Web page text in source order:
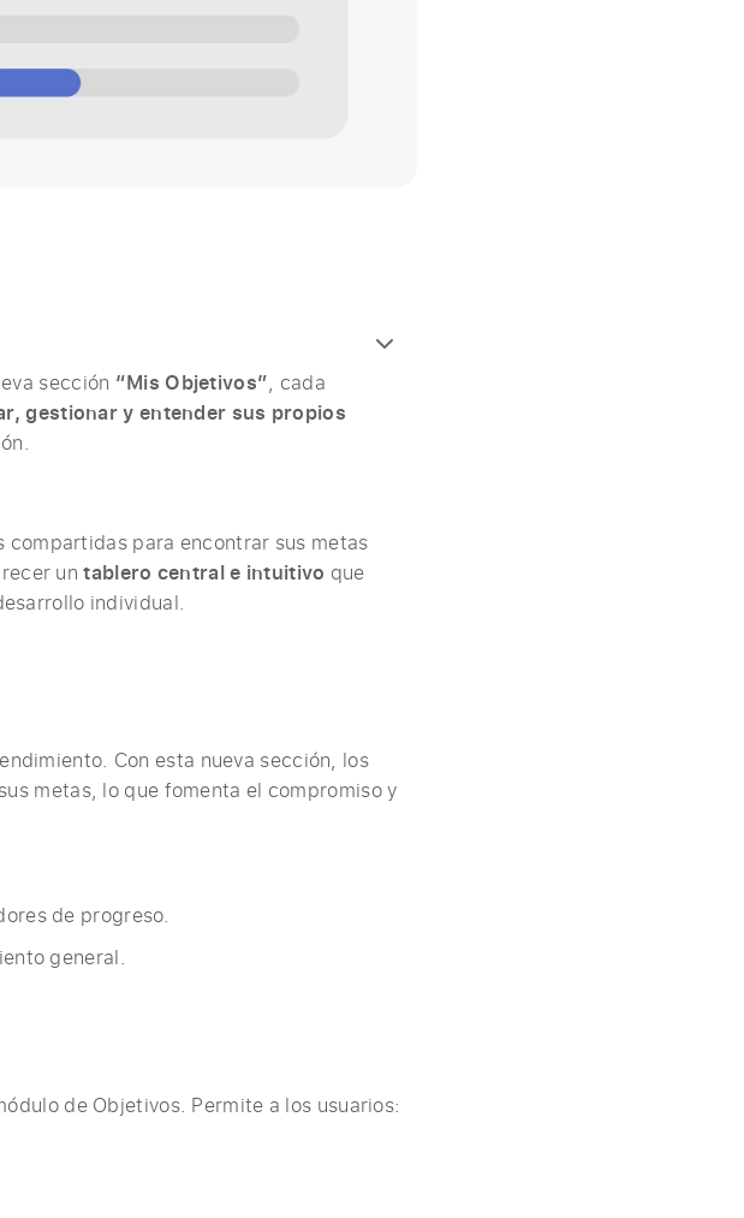
sección “Mis Objetivos”, cada
gestionar y entender sus propios
para encontrar sus metas
untablero central e intuitivo que
individual.
Con esta nueva sección, los
metas, lo que fomenta el compromiso y
de progreso.
general.
de Objetivos. Permite a los usuarios: